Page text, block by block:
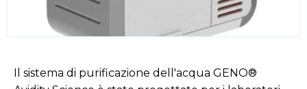
Il sistema di purificazione dell'acqua GENO®